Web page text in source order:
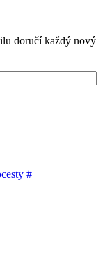
doručí každý nový
#